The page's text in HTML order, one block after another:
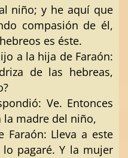
niño; y he aquí que
compasión de él,
es éste.
a la hija de Faraón:
de las hebreas,
Ve. Entonces
madre del niño,
Lleva a este
pagaré. Y la mujer